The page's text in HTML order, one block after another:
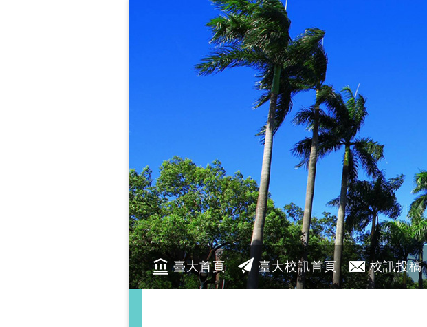
臺大首頁 臺大校訊首頁 校訊投稿